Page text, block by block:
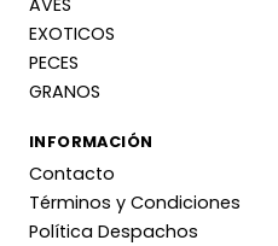
EXOTICOS
PECES
GRANOS
INFORMACIÓN
Contacto
Términos y Condiciones
Política Despachos